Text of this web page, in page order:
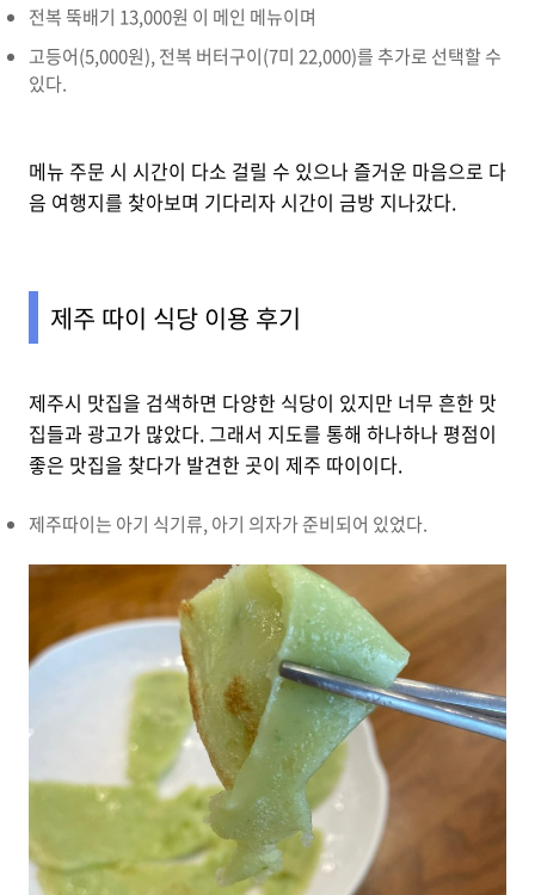
전복 뚝배기 13,000원 이 메인 메뉴이며
고등어(5,000원), 전복 버터구이(7미 22,000)를 추가로 선택할 수
있다.
메뉴 주문 시 시간이 다소 걸릴 수 있으나 즐거운 마음으로 다
음 여행지를 찾아보며 기다리자 시간이 금방 지나갔다.
제주 따이 식당 이용 후기
제주시 맛집을 검색하면 다양한 식당이 있지만 너무 흔한 맛
집들과 광고가 많았다. 그래서 지도를 통해 하나하나 평점이
좋은 맛집을 찾다가 발견한 곳이 제주 따이이다.
제주따이는 아기 식기류, 아기 의자가 준비되어 있었다.